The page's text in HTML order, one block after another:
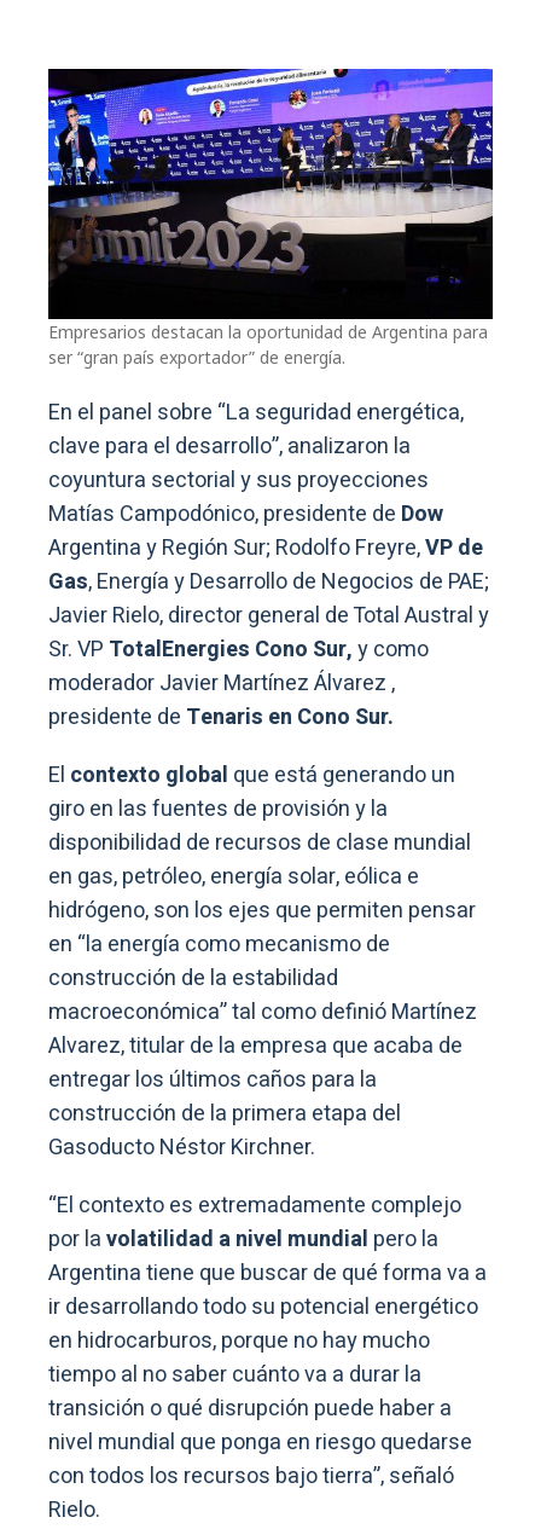
Empresarios destacan la oportunidad de Argentina para
ser “gran país exportador” de energía.
En el panel sobre “La seguridad energética,
clave para el desarrollo”, analizaron la
coyuntura sectorial y sus proyecciones
Matías Campodónico, presidente de Dow
Argentina y Región Sur; Rodolfo Freyre,VP de
Gas, Energía y Desarrollo de Negocios de PAE;
Javier Rielo, director general de Total Austral y
Sr. VP TotalEnergies Cono Sur,y como
moderador Javier Martínez Álvarez ,
presidente de Tenaris en Cono Sur.
El contexto global que está generando un
giro en las fuentes de provisión y la
disponibilidad de recursos de clase mundial
en gas, petróleo, energía solar, eólica e
hidrógeno, son los ejes que permiten pensar
en “la energía como mecanismo de
construcción de la estabilidad
macroeconómica” tal como definió Martínez
Alvarez, titular de la empresa que acaba de
entregar los últimos caños para la
construcción de la primera etapa del
Gasoducto Néstor Kirchner.
“El contexto es extremadamente complejo
por lavolatilidad a nivel mundial pero la
Argentina tiene que buscar de qué forma va a
ir desarrollando todo su potencial energético
en hidrocarburos, porque no hay mucho
tiempo al no saber cuánto va a durar la
transición o qué disrupción puede haber a
nivel mundial que ponga en riesgo quedarse
con todos los recursos bajo tierra”, señaló
Rielo.